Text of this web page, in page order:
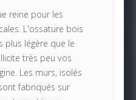
reine pour les
L'ossature bois
plus légère que le
très peu vos
Les murs, isolés
fabriqués sur